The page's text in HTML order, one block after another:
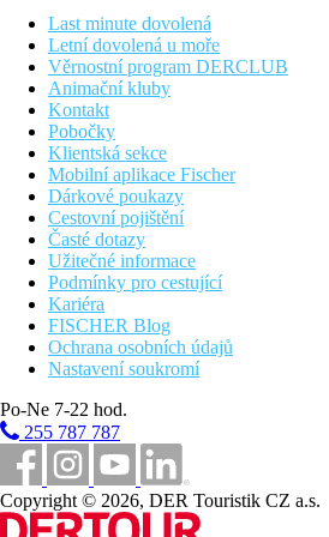
nejbližší plážový sektor:
příplatek za pobyt kratší 6 nocí /
110 € /pobyt
Vzdálenosti
760 km
Praha
670 km
Brno
610 km
Bratislava
Fotogalerie
Last minute dovolená
Letní dovolená u moře
Věrnostní program DERCLUB
Animační kluby
Kontakt
Pobočky
Klientská sekce
Mobilní aplikace Fischer
Dárkové poukazy
Cestovní pojištění
Časté dotazy
Užitečné informace
Podmínky pro cestující
Kariéra
FISCHER Blog
Ochrana osobních údajů
Nastavení soukromí
Po-Ne 7-22 hod.
255 787 787
Copyright © 2026, DER Touristik CZ a.s.